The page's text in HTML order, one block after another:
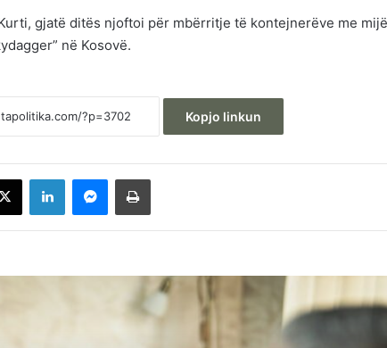
gjatë ditës njoftoi për mbërritje të kontejnerëve me
në Kosovë.
Kopjo linkun
X LinkedInMessengerPrintoje
Kurti i shkruan Hamzës: Rrini në sallë për
presidentin, merreni kryetarin e Kuvendit